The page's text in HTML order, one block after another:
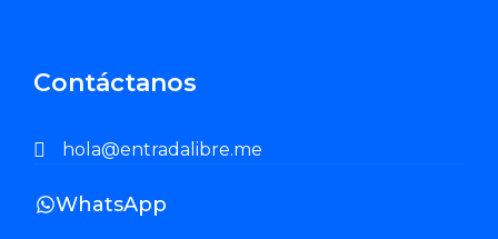
Contáctanos
hola@entradalibre.me
WhatsApp